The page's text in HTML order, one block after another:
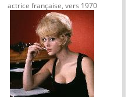
actrice française, vers 1970